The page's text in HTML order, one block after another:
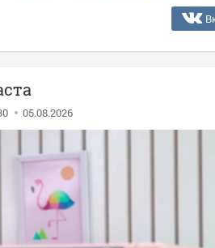
05.08.2026